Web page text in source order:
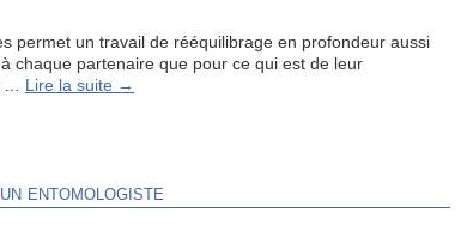
permet un travail de rééquilibrage en profondeur aussi
chaque partenaire que pour ce qui est de leur
… Lire la suite →
entomologiste